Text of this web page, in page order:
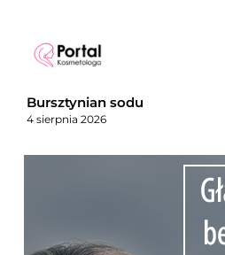
Bursztynian sodu
4 sierpnia 2026